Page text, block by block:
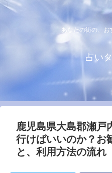
あなたの街の、お
占い
鹿児島県大島郡瀬戸
行けばいいのか？お
と、利用方法の流れ